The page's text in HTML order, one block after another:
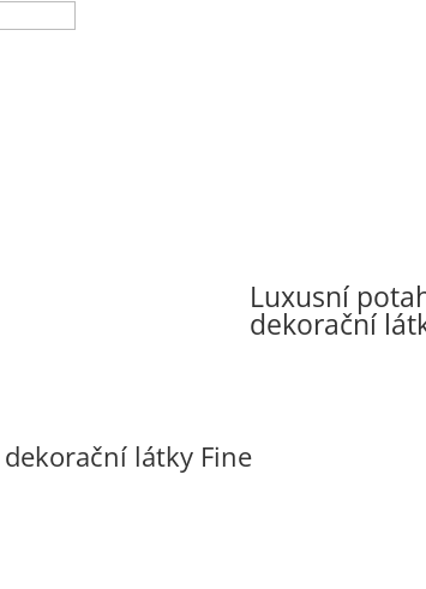
Luxusní
dekorační
látky Fine